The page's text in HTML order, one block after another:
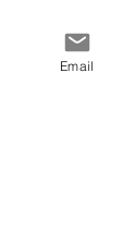
geniet
ruimte en
Email